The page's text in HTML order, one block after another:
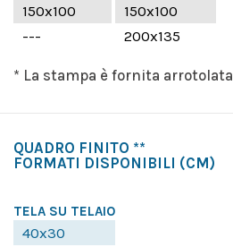
150x100
150x100
---
200x135
* La stampa è fornita arrotolata
QUADRO FINITO **
FORMATI DISPONIBILI (CM)
TELA SU TELAIO
40x30